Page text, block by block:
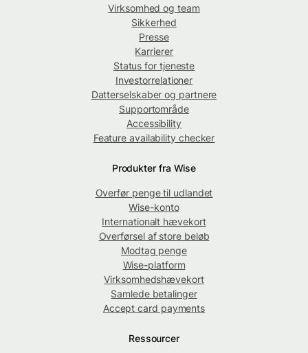
Virksomhed og team
Sikkerhed
Presse
Karrierer
Status for tjeneste
Investorrelationer
Datterselskaber og partnere
Supportområde
Accessibility
Feature availability checker
Produkter fra Wise
Overfør penge til udlandet
Wise-konto
Internationalt hævekort
Overførsel af store beløb
Modtag penge
Wise-platform
Virksomhedshævekort
Samlede betalinger
Accept card payments
Ressourcer